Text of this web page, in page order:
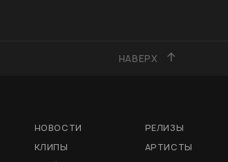
НАВЕРХ
НОВОСТИ
РЕЛИЗЫ
КЛИПЫ
АРТИСТЫ